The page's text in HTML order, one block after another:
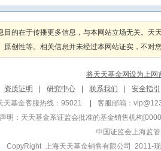
金
期宝货币A
钱包货币
陈玮
管理基金
中银添利债
中银添利债
基金
福回报混合
管理基金
中银美元债
中银美元债
目的在于传播更多信息，与本网站立场无关。
原创性等。相关信息并未经过本网站证实，不
将天天基金网设为上网
资质证明 研究中心 联系我们
安全指引
天基金客服热线：95021
客服邮箱：
明： 天天基金系证监会批准的基金销售机构
中国证监会上海监
CopyRight 上海天天基金销售有限公司 2011-